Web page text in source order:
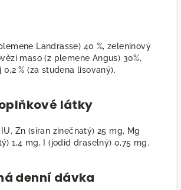
Landrasse) 40 %, zeleninový
maso (z plemene Angus) 30%,
% (za studena lisovaný).
látky
Zn (síran zinečnatý) 25 mg, Mg
1,4 mg, I (jodid draselný) 0,75 mg.
denní dávka